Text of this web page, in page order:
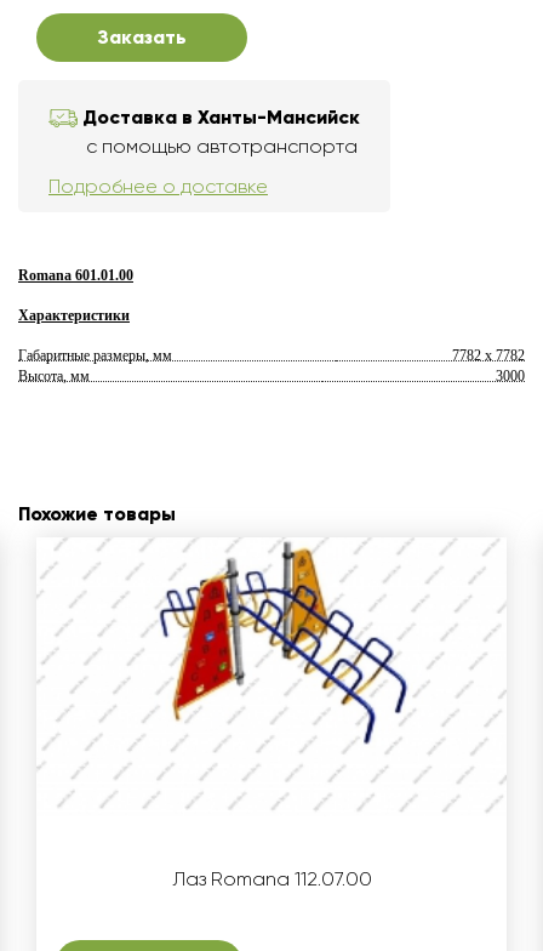
Заказать
Доставка в Ханты-Мансийск
с помощью автотранспорта
Подробнее о доставке
Romana 601.01.00
Характеристики
Габаритные размеры, мм
7782 х 7782
Высота, мм
3000
Похожие товары
Лаз Romana 112.07.00